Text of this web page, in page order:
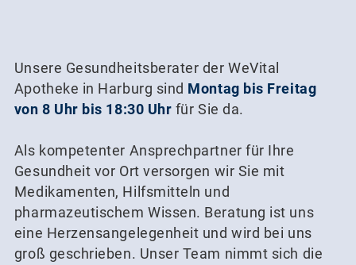
Unsere Gesundheitsberater der WeVital
Apotheke in Harburg sind Montag bis Freitag
von 8 Uhr bis 18:30 Uhr für Sie da.
Als kompetenter Ansprechpartner für Ihre
Gesundheit vor Ort versorgen wir Sie mit
Medikamenten, Hilfsmitteln und
pharmazeutischem Wissen. Beratung ist uns
eine Herzensangelegenheit und wird bei uns
groß geschrieben. Unser Team nimmt sich die